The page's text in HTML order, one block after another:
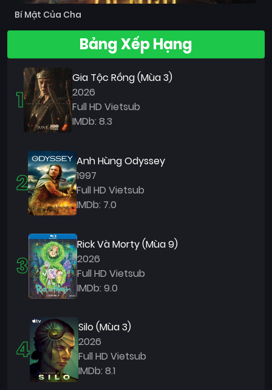
Bí Mật Của Cha
Bảng Xếp Hạng
1
Gia Tộc Rồng (Mùa 3)
2026
Full HD Vietsub
IMDb: 8.3
2
Anh Hùng Odyssey
1997
Full HD Vietsub
IMDb: 7.0
3
Rick Và Morty (Mùa 9)
2026
Full HD Vietsub
IMDb: 9.0
4
Silo (Mùa 3)
2026
Full HD Vietsub
IMDb: 8.1